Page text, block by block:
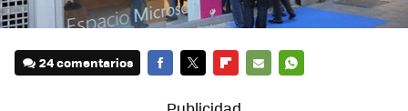
24 comentarios